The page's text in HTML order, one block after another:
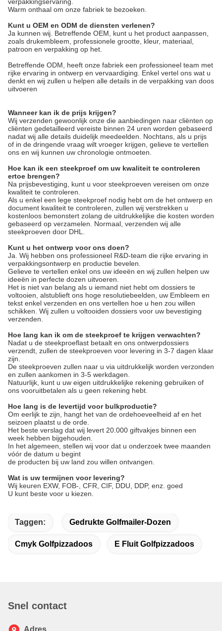
Warm onthaal om onze fabriek te bezoeken.
Kunt u OEM en ODM de diensten verlenen?
Ja kunnen wij. Betreffende OEM, kunt u het product aanpassen,
zoals drukembleem, professionele grootte, kleur, materiaal,
patroon en verpakking op het.
Betreffende ODM, heeft onze fabriek een professioneel team met
rijke ervaring in ontwerp en vervaardiging. Enkel vertel ons wat u
denkt en wij zullen u helpen alle details in de verpakking van doos
uitvoeren
Wanneer kan ik de prijs krijgen?
Wij verzenden gewoonlijk onze die aanbiedingen naar cliënten op
cliënten gedetailleerd vereiste binnen 24 uren worden gebaseerd
nadat wij alle details duidelijk meedeelden. Nochtans, als u prijs
of in de dringende vraag wilt vroeger krijgen, gelieve te vertellen
ons en wij kunnen uw chronologie ontmoeten.
Hoe kan ik een steekproef om uw kwaliteit te controleren
ertoe brengen?
Na prijsbevestiging, kunt u voor steekproeven vereisen om onze
kwaliteit te controleren.
Als u enkel een lege steekproef nodig hebt om de het ontwerp en
document kwaliteit te controleren, zullen wij verstrekken u
kostenloos bemonstert zolang de uitdrukkelijke die kosten worden
gebaseerd op verzamelen. Normaal, verzenden wij alle
steekproeven door DHL.
Kunt u het ontwerp voor ons doen?
Ja. Wij hebben ons professioneel R&D-team die rijke ervaring in
verpakkingsontwerp en productie bevelen.
Gelieve te vertellen enkel ons uw ideeën en wij zullen helpen uw
ideeën in perfecte dozen uitvoeren.
Het is niet van belang als u iemand niet hebt om dossiers te
voltooien, alstublieft ons hoge resolutiebeelden, uw Embleem en
tekst enkel verzenden en ons vertellen hoe u hen zou willen
schikken. Wij zullen u voltooiden dossiers voor uw bevestiging
verzenden.
Hoe lang kan ik om de steekproef te krijgen verwachten?
Nadat u de steekproeflast betaalt en ons ontwerpdossiers
verzendt, zullen de steekproeven voor levering in 3-7 dagen klaar
zijn.
De steekproeven zullen naar u via uitdrukkelijk worden verzonden
en zullen aankomen in 3-5 werkdagen.
Natuurlijk, kunt u uw eigen uitdrukkelijke rekening gebruiken of
ons vooruitbetalen als u geen rekening hebt.
Hoe lang is de levertijd voor bulkproductie?
Om eerlijk te zijn, hangt het van de ordehoeveelheid af en het
seizoen plaatst u de orde.
Het beste verslag dat wij levert 20.000 giftvakjes binnen een
week hebben bijgehouden.
In het algemeen, stellen wij voor dat u onderzoek twee maanden
vóór de datum u begint
de producten bij uw land zou willen ontvangen.
Wat is uw termijnen voor levering?
Wij keuren EXW, FOB-, CFR, CIF, DDU, DDP, enz. goed
U kunt beste voor u kiezen.
Taggen: Gedrukte Golfmailer-Dozen
Cmyk Golfpizzadoos E Fluit Golfpizzadoos
Snel contact
Adres